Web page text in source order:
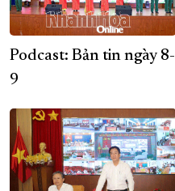
Podcast: Bản tin ngày 8-
9